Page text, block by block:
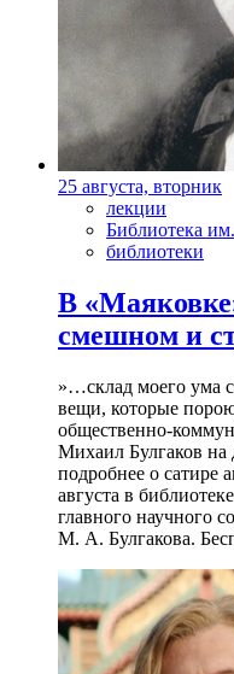
25 августа, вторник
лекции
Библиотека
библиотеки
В
смешном и
»…склад моего ума
вещи, которые
общественно-
Михаил Булгаков
подробнее о сатире
августа в
главного научного
М. А. Булгакова.